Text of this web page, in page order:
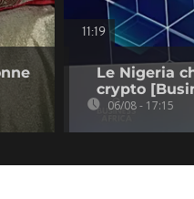
11:19
Le Nigeria
crypto
06/08 - 17:15